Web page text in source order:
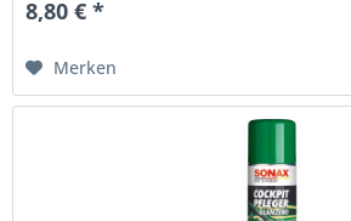
8,80 € *
Merken